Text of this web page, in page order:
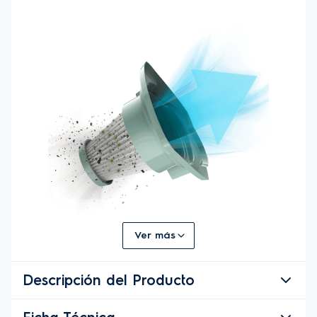
Ver más
Descripción del Producto